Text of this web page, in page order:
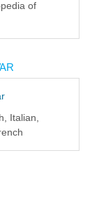
of
Italian,